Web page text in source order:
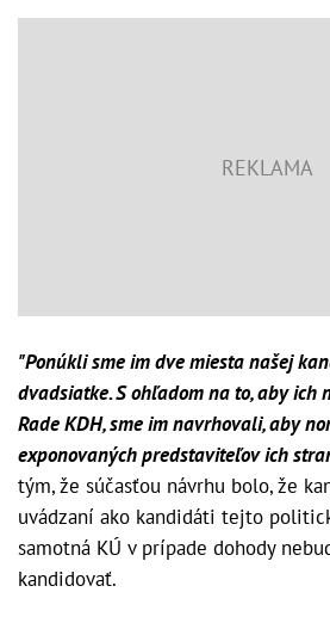
"Ponúkli sme im dve miesta našej
dvadsiatke. S ohľadom na to, aby ich
Rade KDH, sme im navrhovali, aby
exponovaných predstaviteľov ich
tým, že súčasťou návrhu bolo, že
uvádzaní ako kandidáti tejto
samotná KÚ v prípade dohody
kandidovať.